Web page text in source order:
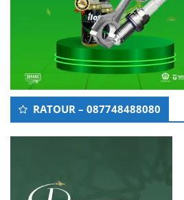
RATOUR – 087748488080